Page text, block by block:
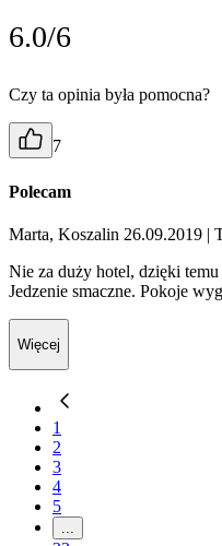
6.0/6
Czy ta opinia była pomocna?
7
Polecam
Marta, Koszalin 26.09.2019 |
Nie za duży hotel, dzięki
Jedzenie smaczne. Pokoje
Więcej
1
2
3
4
5
...